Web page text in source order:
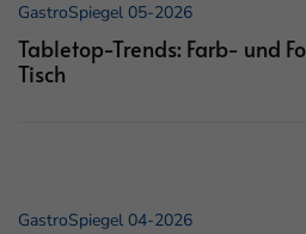
GastroSpiegel 05-2026
Tabletop-Trends: Farb- und
Tisch
GastroSpiegel 04-2026